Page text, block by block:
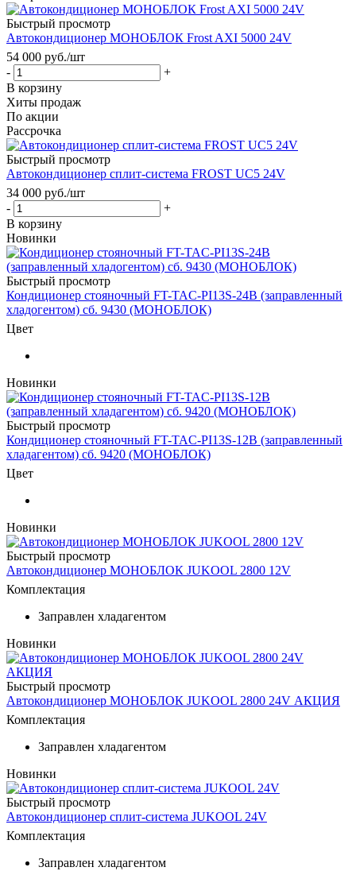
Быстрый просмотр
Автокондиционер МОНОБЛОК Frost AXI 5000 24V
54 000 руб./шт
-
+
В корзину
Хиты продаж
По акции
Рассрочка
Быстрый просмотр
Автокондиционер сплит-система FROST UC5 24V
34 000 руб./шт
-
+
В корзину
Новинки
Быстрый просмотр
Кондиционер стояночный FT-TAC-PI13S-24В (заправленный
хладогентом) сб. 9430 (МОНОБЛОК)
Цвет
Новинки
Быстрый просмотр
Кондиционер стояночный FT-TAC-PI13S-12В (заправленный
хладагентом) сб. 9420 (МОНОБЛОК)
Цвет
Новинки
Быстрый просмотр
Автокондиционер МОНОБЛОК JUKOOL 2800 12V
Комплектация
Заправлен хладагентом
Новинки
Быстрый просмотр
Автокондиционер МОНОБЛОК JUKOOL 2800 24V АКЦИЯ
Комплектация
Заправлен хладагентом
Новинки
Быстрый просмотр
Автокондиционер сплит-система JUKOOL 24V
Комплектация
Заправлен хладагентом